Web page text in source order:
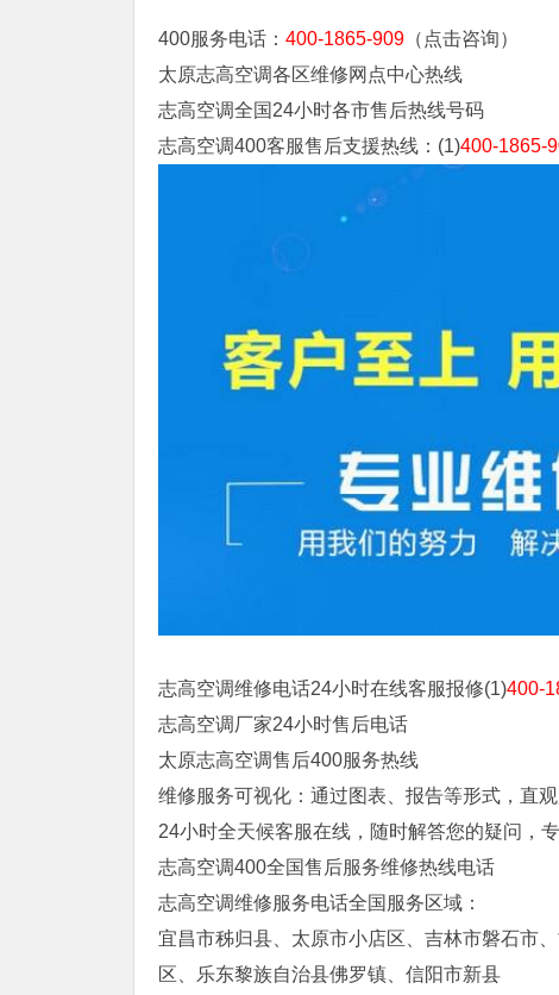
400服务电话： 400-1865-909 （点击咨询）
太原志高空调各区维修网点中心热线
志高空调全国24小时各市售后热线号码
志高空调400客服售后支援热线：(1)400-1865-
志高空调维修电话24小时在线客服报修(1)400-
志高空调厂家24小时售后电话
太原志高空调售后400服务热线
维修服务可视化：通过图表、报告等形式，直
24小时全天候客服在线，随时解答您的疑问，
志高空调400全国售后服务维修热线电话
志高空调维修服务电话全国服务区域：
宜昌市秭归县、太原市小店区、吉林市磐石市
区、乐东黎族自治县佛罗镇、信阳市新县